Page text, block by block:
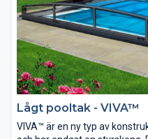
Lågt pooltak - VIVA™
VIVA™ är en ny typ av